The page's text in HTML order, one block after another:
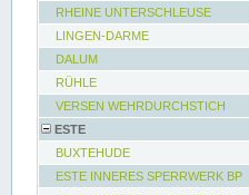
RHEINE UNTERSCHLEUSE
LINGEN-DARME
DALUM
RÜHLE
VERSEN WEHRDURCHSTICH
ESTE
BUXTEHUDE
ESTE INNERES SPERRWERK BP